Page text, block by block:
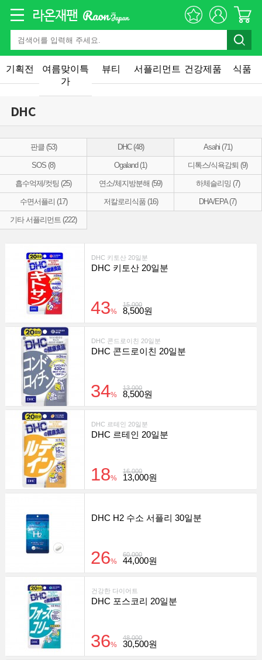
기획전
여름맞이특
가
뷰티 서플리먼트 건강제품 식품
DHC
판클 (53) DHC (48) Asahi (71)
SOS (8) Ogaland (1) 디톡스/식욕감퇴 (9)
흡수억제/컷팅 (25) 연소/체지방분해 (59) 하체슬리밍 (7)
수면서플리 (17) 저칼로리식품 (16) DHA/EPA (7)
기타 서플리먼트 (222)
DHC 키토산 20일분
DHC 키토산 20일분
15,000
43% 8,500원
DHC 콘드로이친 20일분
DHC 콘드로이친 20일분
13,000
34% 8,500원
DHC 르테인 20일분
DHC 르테인 20일분
16,000
18% 13,000원
DHC H2 수소 서플리 30일분
60,000
26% 44,000원
건강한 다이어트
DHC 포스코리 20일분
48,000
36% 30,500원